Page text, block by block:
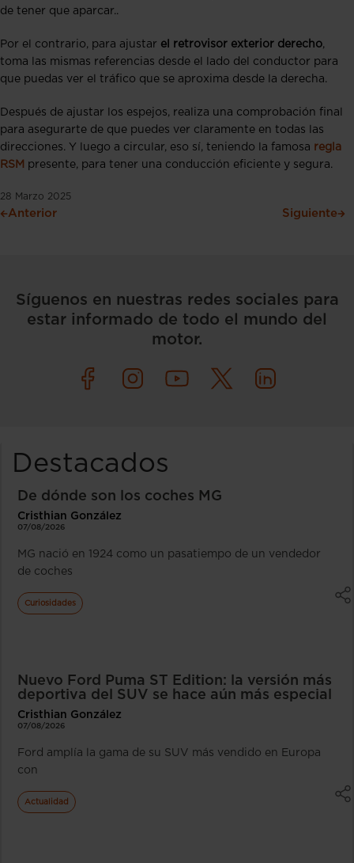
de tener que aparcar..
Por el contrario, para ajustar el retrovisor exterior derecho,
toma las mismas referencias desde el lado del conductor para
que puedas ver el tráfico que se aproxima desde la derecha.
Después de ajustar los espejos, realiza una comprobación final
para asegurarte de que puedes ver claramente en todas las
direcciones. Y luego a circular, eso sí, teniendo la famosa regla
RSM presente, para tener una conducción eficiente y segura.
28 Marzo 2025
Anterior Siguiente
Síguenos en nuestras redes sociales para
estar informado de todo el mundo del
motor.
Destacados
De dónde son los coches MG
Cristhian González
07/08/2026
MG nació en 1924 como un pasatiempo de un vendedor
de coches
Curiosidades
Nuevo Ford Puma ST Edition: la versión más
deportiva del SUV se hace aún más especial
Cristhian González
07/08/2026
Ford amplía la gama de su SUV más vendido en Europa
con
Actualidad